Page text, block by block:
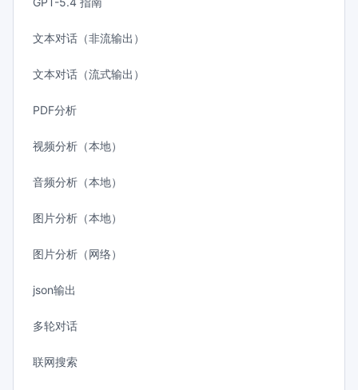
文本对话（非流输出）
文本对话（流式输出）
PDF分析
视频分析（本地）
音频分析（本地）
图片分析（本地）
图片分析（网络）
json输出
多轮对话
联网搜索